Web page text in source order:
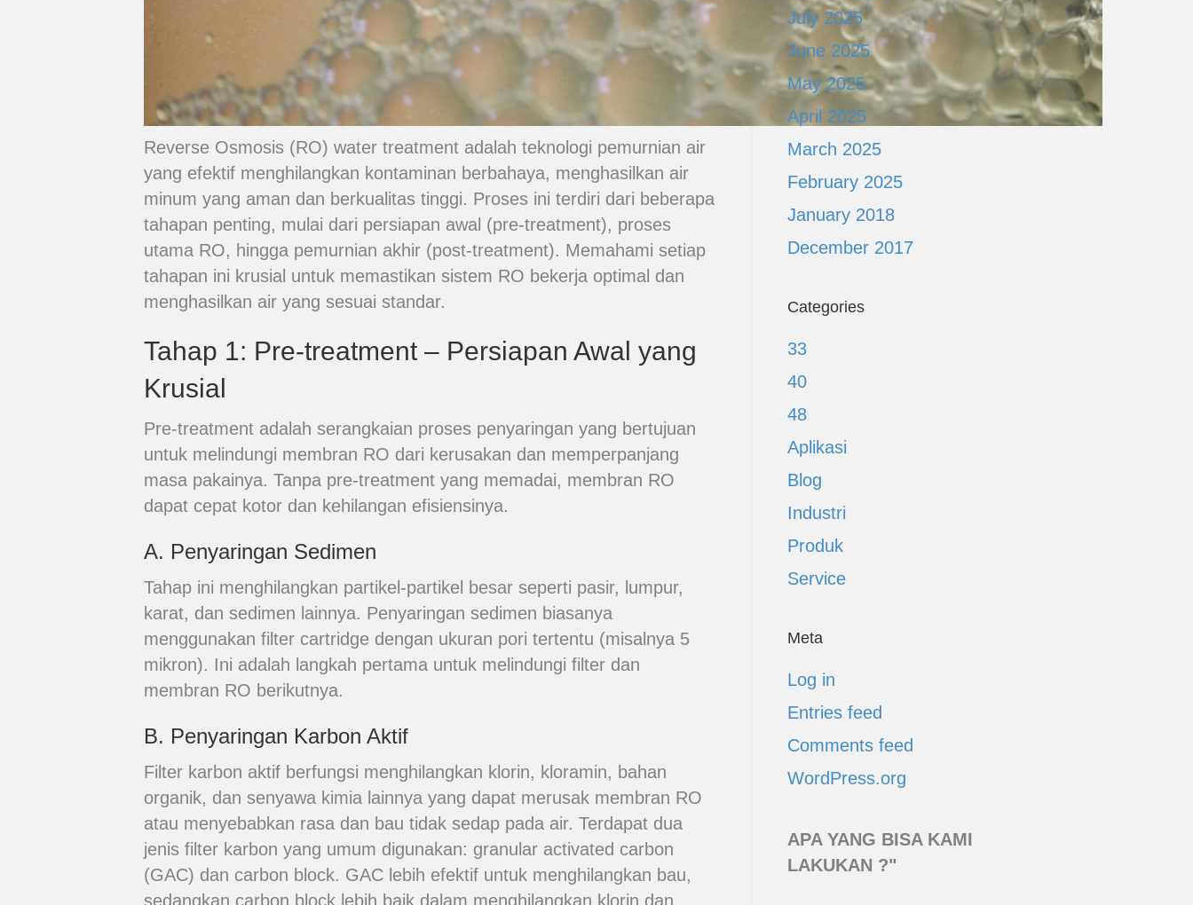
Reverse Osmosis (RO) water treatment adalah teknologi pemurnian air
yang efektif menghilangkan kontaminan berbahaya, menghasilkan air
minum yang aman dan berkualitas tinggi. Proses ini terdiri dari beberapa
tahapan penting, mulai dari persiapan awal (pre-treatment), proses
utama RO, hingga pemurnian akhir (post-treatment). Memahami setiap
tahapan ini krusial untuk memastikan sistem RO bekerja optimal dan
menghasilkan air yang sesuai standar.
Tahap 1: Pre-treatment – Persiapan Awal yang
Krusial
Pre-treatment adalah serangkaian proses penyaringan yang bertujuan
untuk melindungi membran RO dari kerusakan dan memperpanjang
masa pakainya. Tanpa pre-treatment yang memadai, membran RO
dapat cepat kotor dan kehilangan efisiensinya.
A. Penyaringan Sedimen
Tahap ini menghilangkan partikel-partikel besar seperti pasir, lumpur,
karat, dan sedimen lainnya. Penyaringan sedimen biasanya
menggunakan filter cartridge dengan ukuran pori tertentu (misalnya 5
mikron). Ini adalah langkah pertama untuk melindungi filter dan
membran RO berikutnya.
B. Penyaringan Karbon Aktif
Filter karbon aktif berfungsi menghilangkan klorin, kloramin, bahan
organik, dan senyawa kimia lainnya yang dapat merusak membran RO
atau menyebabkan rasa dan bau tidak sedap pada air. Terdapat dua
jenis filter karbon yang umum digunakan: granular activated carbon
(GAC) dan carbon block. GAC lebih efektif untuk menghilangkan bau,
sedangkan carbon block lebih baik dalam menghilangkan klorin dan
July 2025
June 2025
May 2025
April 2025
March 2025
February 2025
January 2018
December 2017
Categories
33
40
48
Aplikasi
Blog
Industri
Produk
Service
Meta
Log in
Entries feed
Comments feed
WordPress.org
APA YANG BISA KAMI
LAKUKAN ?"